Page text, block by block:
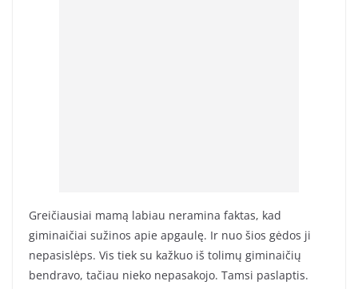
Greičiausiai mamą labiau neramina faktas, kad
giminaičiai sužinos apie apgaulę. Ir nuo šios gėdos ji
nepasislėps. Vis tiek su kažkuo iš tolimų giminaičių
bendravo, tačiau nieko nepasakojo. Tamsi paslaptis.